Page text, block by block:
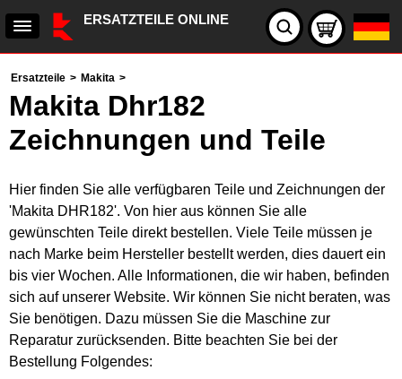
ERSATZTEILE ONLINE
Ersatzteile > Makita >
Makita Dhr182
Zeichnungen und Teile
Hier finden Sie alle verfügbaren Teile und Zeichnungen der
'Makita DHR182'. Von hier aus können Sie alle
gewünschten Teile direkt bestellen. Viele Teile müssen je
nach Marke beim Hersteller bestellt werden, dies dauert ein
bis vier Wochen. Alle Informationen, die wir haben, befinden
sich auf unserer Website. Wir können Sie nicht beraten, was
Sie benötigen. Dazu müssen Sie die Maschine zur
Reparatur zurücksenden. Bitte beachten Sie bei der
Bestellung Folgendes: